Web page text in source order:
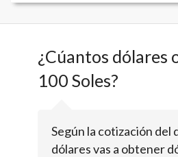
¿Cúantos dólares
100 Soles?
Según la cotización del
dólares vas a obtener